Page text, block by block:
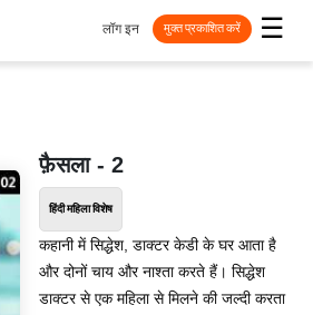
☰
लॉग इन मुक्त प्रकाशित करें
फ़ैसला - 2
हिंदी महिला विशेष
कहानी में सिद्धेश, डाक्टर केडी के घर आता है
और दोनों चाय और नाश्ता करते हैं। सिद्धेश
डाक्टर से एक महिला से मिलने की जल्दी करता